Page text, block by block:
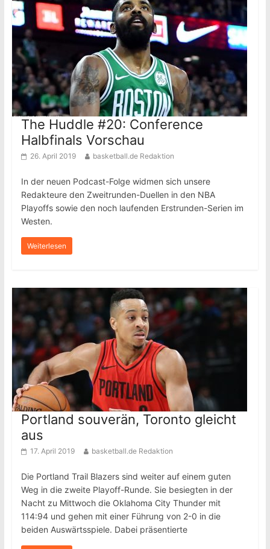
The Huddle #20: Conference
Halbfinals Vorschau
26. April 2019 basketball.de Redaktion
In der neuen Podcast-Folge widmen sich unsere
Redakteure den Zweitrunden-Duellen in den NBA
Playoffs sowie den noch laufenden Erstrunden-Serien im
Westen.
Weiterlesen
Portland souverän, Toronto gleicht
aus
17. April 2019 basketball.de Redaktion
Die Portland Trail Blazers sind weiter auf einem guten
Weg in die zweite Playoff-Runde. Sie besiegten in der
Nacht zu Mittwoch die Oklahoma City Thunder mit
114:94 und gehen mit einer Führung von 2-0 in die
beiden Auswärtsspiele. Dabei präsentierte